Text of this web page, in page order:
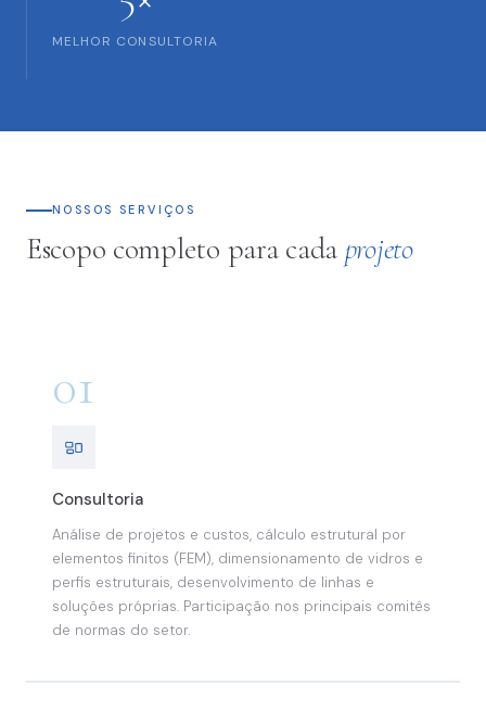
MELHOR CONSULTORIA
NOSSOS SERVIÇOS
Escopo completo para cada projeto
01
Consultoria
Análise de projetos e custos, cálculo estrutural por
elementos finitos (FEM), dimensionamento de vidros e
perfis estruturais, desenvolvimento de linhas e
soluções próprias. Participação nos principais comitês
de normas do setor.